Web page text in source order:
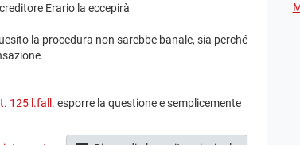
Erario la eccepirà
la procedura non sarebbe banale, sia perché
125 l.fall. esporre la questione e semplicemente